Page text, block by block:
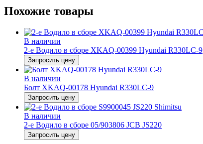
Похожие товары
В наличии
2-е Водило в сборе XKAQ-00399 Hyundai R330LC-9
Запросить цену
В наличии
Болт XKAQ-00178 Hyundai R330LC-9
Запросить цену
В наличии
2-е Водило в сборе 05/903806 JCB JS220
Запросить цену